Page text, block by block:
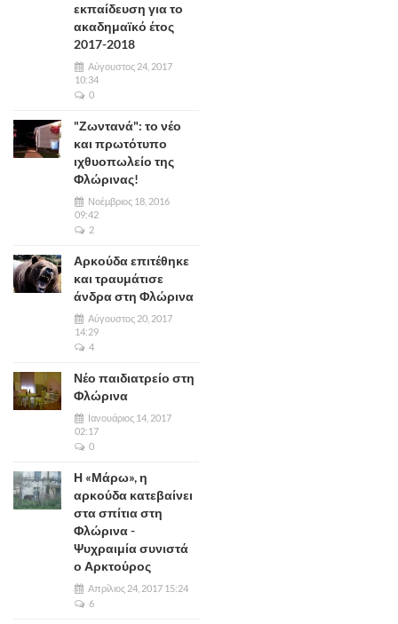
εκπαίδευση για το
ακαδημαϊκό έτος
2017-2018
Αύγουστος 24, 2017
10:34
0
"Ζωντανά": το νέο
και πρωτότυπο
ιχθυοπωλείο της
Φλώρινας!
Νοέμβριος 18, 2016
09:42
2
Αρκούδα επιτέθηκε
και τραυμάτισε
άνδρα στη Φλώρινα
Αύγουστος 20, 2017
14:29
4
Νέο παιδιατρείο στη
Φλώρινα
Ιανουάριος 14, 2017
02:17
0
Η «Μάρω», η
αρκούδα κατεβαίνει
στα σπίτια στη
Φλώρινα -
Ψυχραιμία συνιστά
ο Αρκτούρος
Απρίλιος 24, 2017 15:24
6